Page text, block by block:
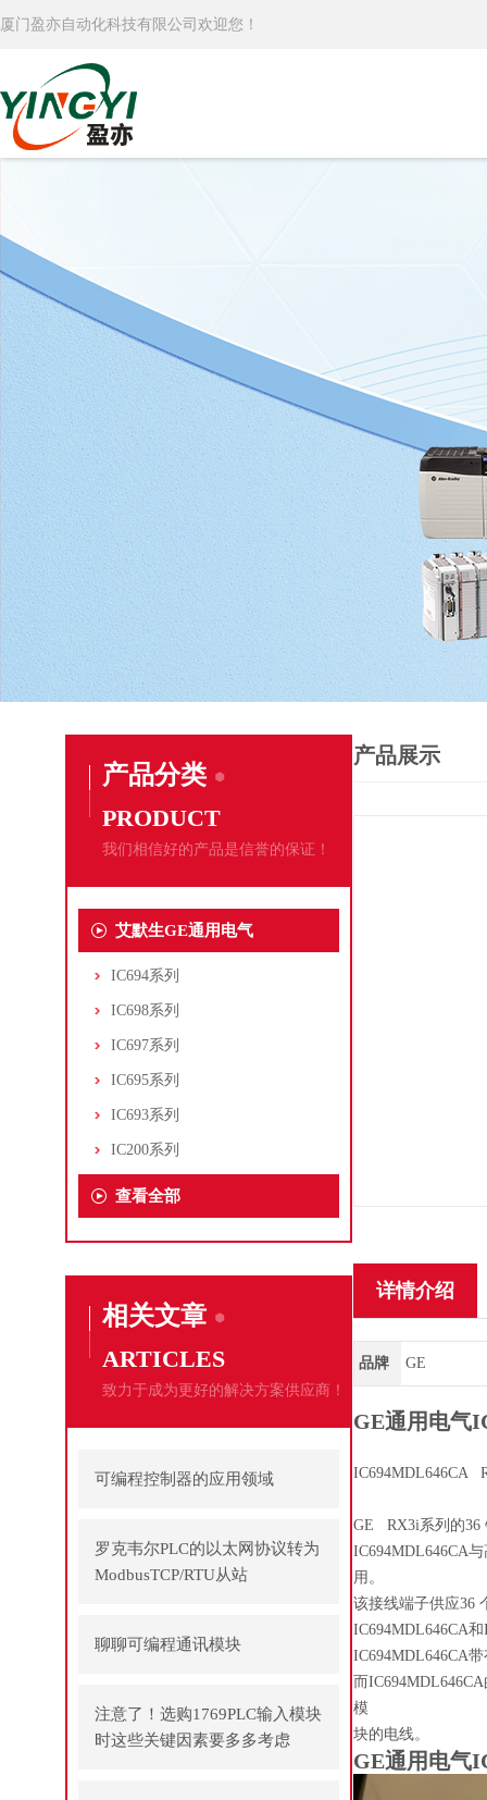
厦门盈亦自动化科技有限公司欢迎您！
产品分类
PRODUCT
我们相信好的产品是信誉的保证！
艾默生GE通用电气
IC694系列
IC698系列
IC697系列
IC695系列
IC693系列
IC200系列
查看全部
相关文章
ARTICLES
致力于成为更好的解决方案供应商！
可编程控制器的应用领域
罗克韦尔PLC的以太网协议转为
ModbusTCP/RTU从站
聊聊可编程通讯模块
注意了！选购1769PLC输入模块
时这些关键因素要多多考虑
产品展示
详情介绍
品牌 GE
GE通用电气
IC694MDL646CA
GE RX3i系列的36
IC694MDL646CA
用。
该接线端子供应36
IC694MDL646CA
IC694MDL646CA
而
模
块的电线。
GE通用电气